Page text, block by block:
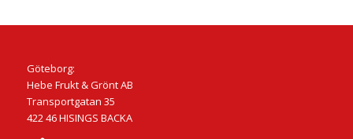
Göteborg:
Hebe Frukt & Grönt AB
Transportgatan 35
422 46 HISINGS BACKA